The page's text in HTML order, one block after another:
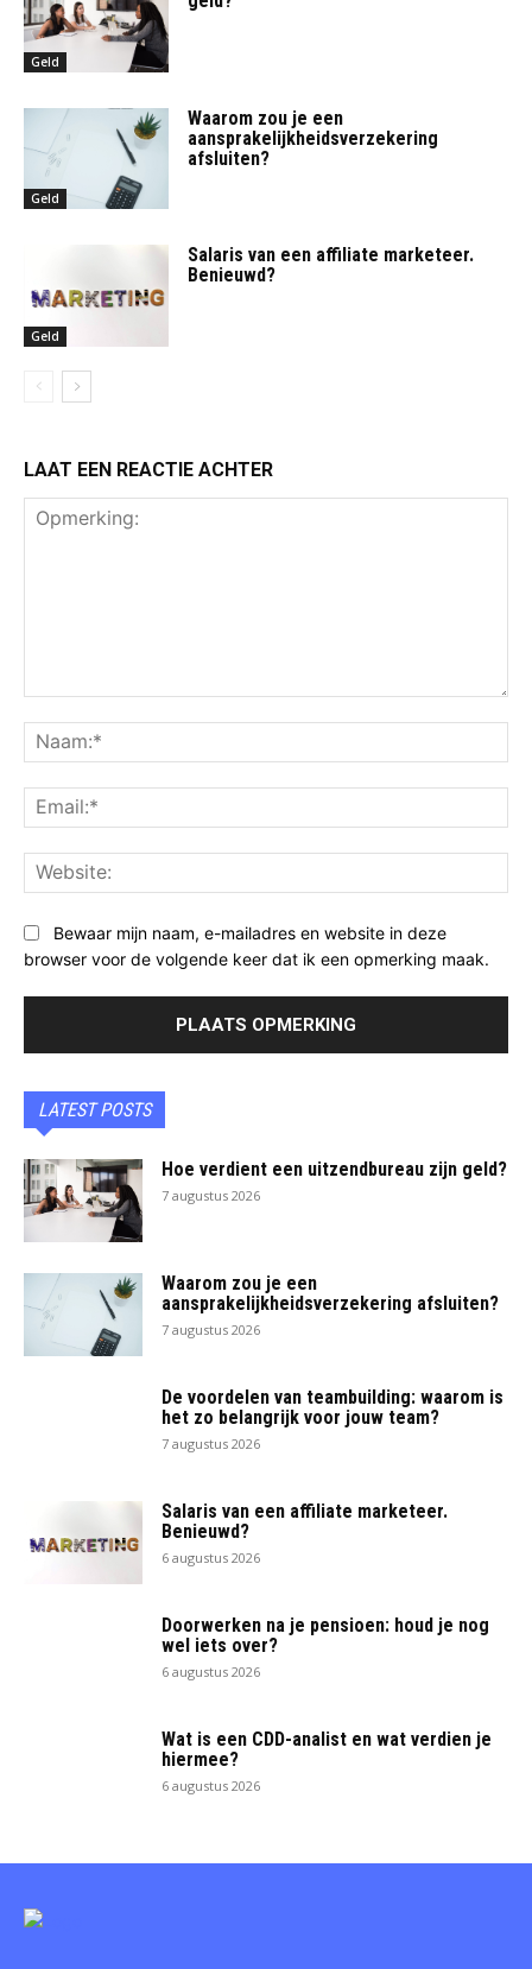
Geld
Geld
Waarom zou je een
aansprakelijkheidsverzekering
afsluiten?
Geld
Salaris van een affiliate marketeer.
Benieuwd?
LAAT EEN REACTIE ACHTER
Bewaar mijn naam, e-mailadres en website in deze
browser voor de volgende keer dat ik een opmerking maak.
LATEST POSTS
Hoe verdient een uitzendbureau zijn geld?
7 augustus 2026
Waarom zou je een
aansprakelijkheidsverzekering afsluiten?
7 augustus 2026
De voordelen van teambuilding: waarom is
het zo belangrijk voor jouw team?
7 augustus 2026
Salaris van een affiliate marketeer.
Benieuwd?
6 augustus 2026
Doorwerken na je pensioen: houd je nog
wel iets over?
6 augustus 2026
Wat is een CDD-analist en wat verdien je
hiermee?
6 augustus 2026